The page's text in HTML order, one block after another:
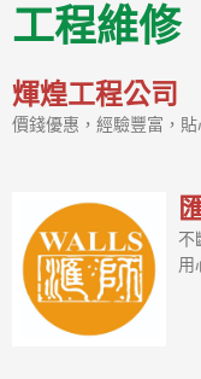
工程維修
煇煌工程公司
價錢優惠，經驗豐富，
不
用